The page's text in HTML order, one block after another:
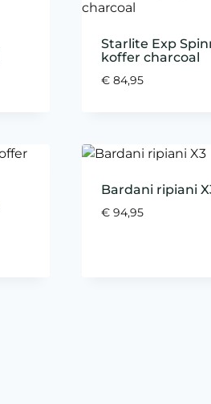
Starlite Exp
koffer charcoal
€84,95
Bardani ripiani
€94,95